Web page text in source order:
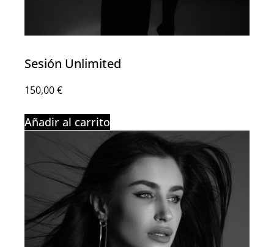
Sesión Unlimited
150,00€
Añadir al carrito